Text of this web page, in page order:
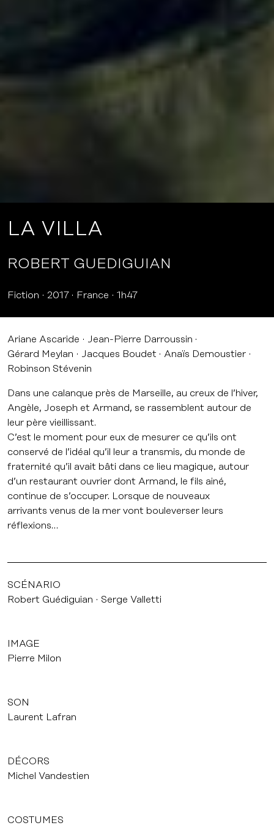
LA VILLA
ROBERT GUEDIGUIAN
Fiction 2017 France 1h47
Ariane Ascaride
Jean-Pierre Darroussin
Gérard Meylan
Jacques Boudet
Anaïs Demoustier
Robinson Stévenin
Dans une calanque près de Marseille, au creux de l’hiver,
Angèle, Joseph et Armand, se rassemblent autour de
leur père vieillissant.
C’est le moment pour eux de mesurer ce qu’ils ont
conservé de l’idéal qu’il leur a transmis, du monde de
fraternité qu’il avait bâti dans ce lieu magique, autour
d’un restaurant ouvrier dont Armand, le fils ainé,
continue de s’occuper. Lorsque de nouveaux
arrivants venus de la mer vont bouleverser leurs
réflexions…
SCÉNARIO
Robert Guédiguian
Serge Valletti
IMAGE
Pierre Milon
SON
Laurent Lafran
DÉCORS
Michel Vandestien
COSTUMES